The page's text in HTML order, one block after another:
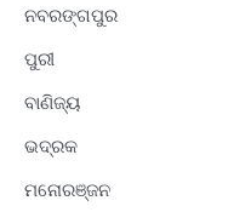
ନବରଙ୍ଗପୁର
ପୁରୀ
ବାଣିଜ୍ୟ
ଭଦ୍ରକ
ମନୋରଞ୍ଜନ